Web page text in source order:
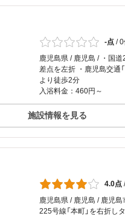
-点 /0
鹿児島県 / 鹿児島 / ・国
差点を左折 ・鹿児島交通
より徒歩2分
入浴料金：460円～
施設情報を見る
4.0点
鹿児島県 / 鹿児島 / 鹿児
225号線「本町」を右折し